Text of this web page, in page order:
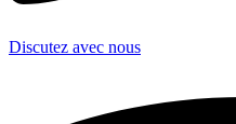
Discutez avec nous